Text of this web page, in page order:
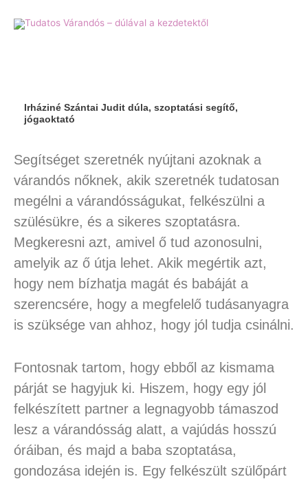
Irháziné Szántai Judit dúla, szoptatási segítő,
jógaoktató
Segítséget szeretnék nyújtani azoknak a
várandós nőknek, akik szeretnék tudatosan
megélni a várandósságukat, felkészülni a
szülésükre, és a sikeres szoptatásra.
Megkeresni azt, amivel ő tud azonosulni,
amelyik az ő útja lehet. Akik megértik azt,
hogy nem bízhatja magát és babáját a
szerencsére, hogy a megfelelő tudásanyagra
is szüksége van ahhoz, hogy jól tudja csinálni.
Fontosnak tartom, hogy ebből az kismama
párját se hagyjuk ki. Hiszem, hogy egy jól
felkészített partner a legnagyobb támaszod
lesz a várandósság alatt, a vajúdás hosszú
óráiban, és majd a baba szoptatása,
gondozása idején is. Egy felkészült szülőpárt